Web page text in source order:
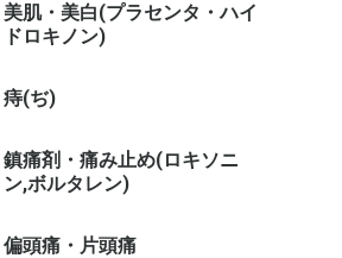
美肌・美白(プラセンタ・ハイ
ドロキノン)
痔(ぢ)
鎮痛剤・痛み止め(ロキソニ
ン,ボルタレン)
偏頭痛・片頭痛